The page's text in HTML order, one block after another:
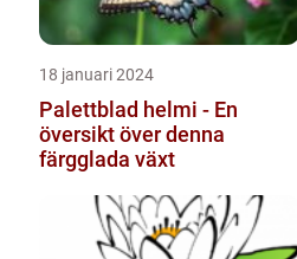
18 januari 2024
Palettblad helmi - En
översikt över denna
färgglada växt